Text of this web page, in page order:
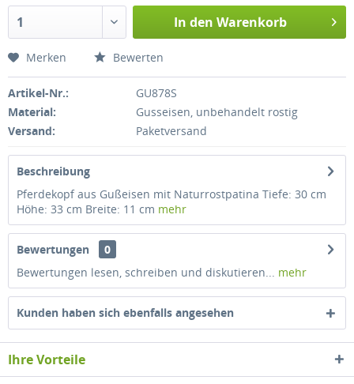
In den Warenkorb
Merken Bewerten
Artikel-Nr.:
GU878S
Material:
Gusseisen, unbehandelt rostig
Versand:
Paketversand
Beschreibung
Pferdekopf aus Gußeisen mit Naturrostpatina Tiefe: 30 cm
Höhe: 33 cm Breite: 11 cm mehr
Bewertungen
0
Bewertungen lesen, schreiben und diskutieren... mehr
Kunden haben sich ebenfalls angesehen
Ihre Vorteile